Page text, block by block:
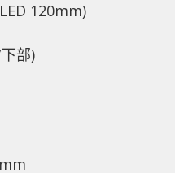
120mm)
部)